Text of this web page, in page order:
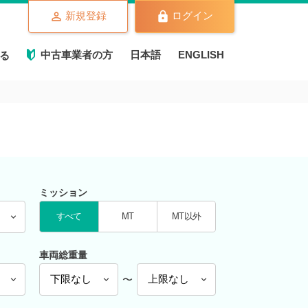
中古車業者の方 日本語 ENGLISH
新規登録 ログイン
ミッション
すべて MT MT以外
車両総重量
〜